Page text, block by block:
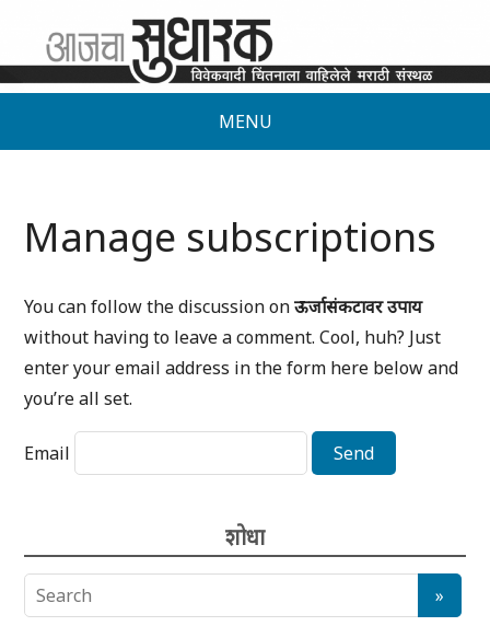
MENU
Manage subscriptions
You can follow the discussion onऊर्जासंकटावर उपाय
without having to leave a comment. Cool, huh? Just
enter your email address in the form here below and
you’re all set.
Email
शोधा